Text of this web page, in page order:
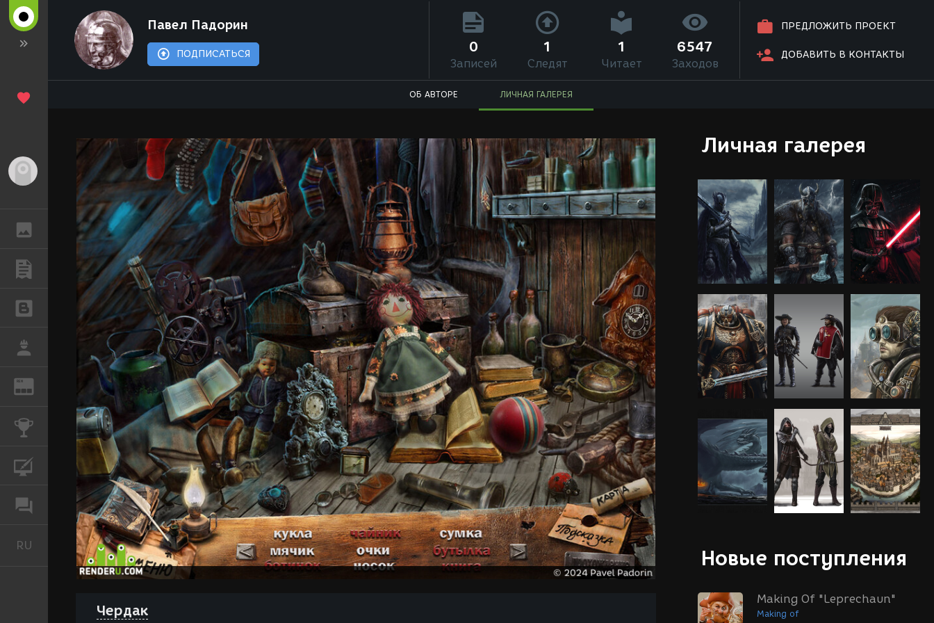
ГАЛЕРЕЯ
ПУБЛИКАЦИИ
REN
КОНКУРСЫ
КУРСЫ
ФОРУМ
RU Русский
Павел Падорин
ПОДПИСАТЬСЯ
ПРЕДЛОЖИТЬ ПРОЕКТ
ДОБАВИТЬ В КОНТАКТЫ
0
Записей
1
Следят
1
Читает
6547
Заходов
ОБ АВТОРЕ ЛИЧНАЯ ГАЛЕРЕЯ
Личная галерея
Новые поступления
Making Of "Leprechaun"
Making of
Чердак